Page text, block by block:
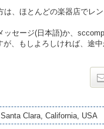
、ほとんどの楽器店でレ
セージ(日本語)か、
、もしよろしければ、途中
Santa Clara, California, USA